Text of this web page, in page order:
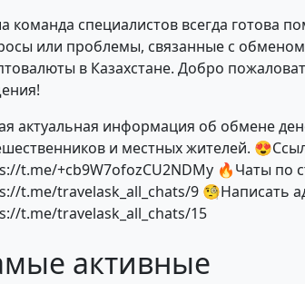
команда специалистов всегда готова
или проблемы, связанные с
в Казахстане. Добро
актуальная информация об обмене
и местных жителей.
t.me/+cb9W7ofozCU2NDMy 🔥Чаты по
t.me/travelask_all_chats/9 🧐Написать
t.me/travelask_all_chats/15
активные